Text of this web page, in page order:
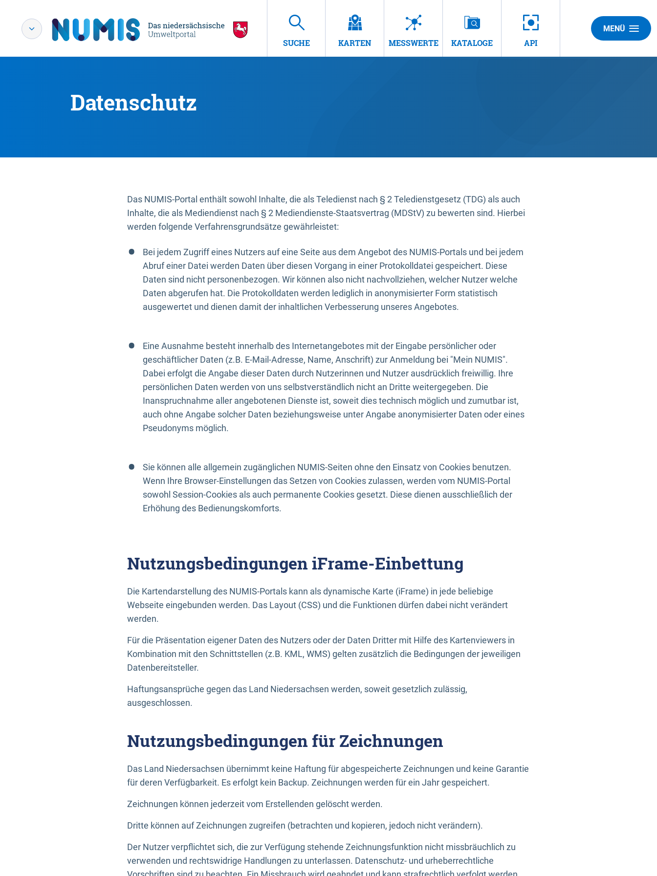
SUCHE KARTEN MESSWERTE KATALOGE API
MENÜ
Datenschutz
Das NUMIS-Portal enthält sowohl Inhalte, die als Teledienst nach § 2 Teledienstgesetz (TDG) als auch
Inhalte, die als Mediendienst nach § 2 Mediendienste-Staatsvertrag (MDStV) zu bewerten sind. Hierbei
werden folgende Verfahrensgrundsätze gewährleistet:
Bei jedem Zugriff eines Nutzers auf eine Seite aus dem Angebot des NUMIS-Portals und bei jedem
Abruf einer Datei werden Daten über diesen Vorgang in einer Protokolldatei gespeichert. Diese
Daten sind nicht personenbezogen. Wir können also nicht nachvollziehen, welcher Nutzer welche
Daten abgerufen hat. Die Protokolldaten werden lediglich in anonymisierter Form statistisch
ausgewertet und dienen damit der inhaltlichen Verbesserung unseres Angebotes.
Eine Ausnahme besteht innerhalb des Internetangebotes mit der Eingabe persönlicher oder
geschäftlicher Daten (z.B. E-Mail-Adresse, Name, Anschrift) zur Anmeldung bei "Mein NUMIS".
Dabei erfolgt die Angabe dieser Daten durch Nutzerinnen und Nutzer ausdrücklich freiwillig. Ihre
persönlichen Daten werden von uns selbstverständlich nicht an Dritte weitergegeben. Die
Inanspruchnahme aller angebotenen Dienste ist, soweit dies technisch möglich und zumutbar ist,
auch ohne Angabe solcher Daten beziehungsweise unter Angabe anonymisierter Daten oder eines
Pseudonyms möglich.
Sie können alle allgemein zugänglichen NUMIS-Seiten ohne den Einsatz von Cookies benutzen.
Wenn Ihre Browser-Einstellungen das Setzen von Cookies zulassen, werden vom NUMIS-Portal
sowohl Session-Cookies als auch permanente Cookies gesetzt. Diese dienen ausschließlich der
Erhöhung des Bedienungskomforts.
Nutzungsbedingungen iFrame-Einbettung
Die Kartendarstellung des NUMIS-Portals kann als dynamische Karte (iFrame) in jede beliebige
Webseite eingebunden werden. Das Layout (CSS) und die Funktionen dürfen dabei nicht verändert
werden.
Für die Präsentation eigener Daten des Nutzers oder der Daten Dritter mit Hilfe des Kartenviewers in
Kombination mit den Schnittstellen (z.B. KML, WMS) gelten zusätzlich die Bedingungen der jeweiligen
Datenbereitsteller.
Haftungsansprüche gegen das Land Niedersachsen werden, soweit gesetzlich zulässig,
ausgeschlossen.
Nutzungsbedingungen für Zeichnungen
Das Land Niedersachsen übernimmt keine Haftung für abgespeicherte Zeichnungen und keine Garantie
für deren Verfügbarkeit. Es erfolgt kein Backup. Zeichnungen werden für ein Jahr gespeichert.
Zeichnungen können jederzeit vom Erstellenden gelöscht werden.
Dritte können auf Zeichnungen zugreifen (betrachten und kopieren, jedoch nicht verändern).
Der Nutzer verpflichtet sich, die zur Verfügung stehende Zeichnungsfunktion nicht missbräuchlich zu
verwenden und rechtswidrige Handlungen zu unterlassen. Datenschutz- und urheberrechtliche